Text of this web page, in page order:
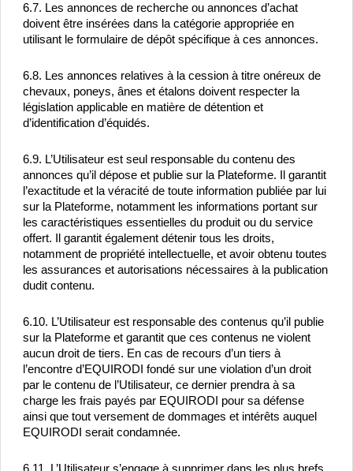
6.7. Les annonces de recherche ou annonces d’achat
doivent être insérées dans la catégorie appropriée en
utilisant le formulaire de dépôt spécifique à ces annonces.
6.8. Les annonces relatives à la cession à titre onéreux de
chevaux, poneys, ânes et étalons doivent respecter la
législation applicable en matière de détention et
d’identification d’équidés.
6.9. L’Utilisateur est seul responsable du contenu des
annonces qu’il dépose et publie sur la Plateforme. Il garantit
l’exactitude et la véracité de toute information publiée par lui
sur la Plateforme, notamment les informations portant sur
les caractéristiques essentielles du produit ou du service
offert. Il garantit également détenir tous les droits,
notamment de propriété intellectuelle, et avoir obtenu toutes
les assurances et autorisations nécessaires à la publication
dudit contenu.
6.10. L’Utilisateur est responsable des contenus qu’il publie
sur la Plateforme et garantit que ces contenus ne violent
aucun droit de tiers. En cas de recours d’un tiers à
l’encontre d’EQUIRODI fondé sur une violation d’un droit
par le contenu de l’Utilisateur, ce dernier prendra à sa
charge les frais payés par EQUIRODI pour sa défense
ainsi que tout versement de dommages et intérêts auquel
EQUIRODI serait condamnée.